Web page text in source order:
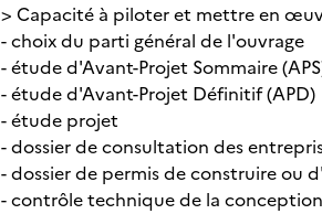
> Capacité à piloter et mettre en
- choix du parti général de l'ouvrage
- étude d'Avant-Projet Sommaire
- étude d'Avant-Projet Définitif (APD)
- étude projet
- dossier de consultation des
- dossier de permis de construire ou
- contrôle technique de la conception